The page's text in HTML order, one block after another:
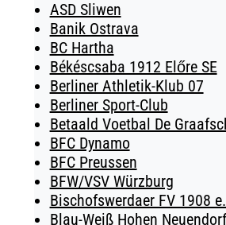
ASD Sliwen
Banik Ostrava
BC Hartha
Békéscsaba 1912 Előre SE
Berliner Athletik-Klub 07
Berliner Sport-Club
Betaald Voetbal De
BFC Dynamo
BFC Preussen
BFW/VSV Würzburg
Bischofswerdaer FV 1908
Blau-Weiß Hohen Neuendorf